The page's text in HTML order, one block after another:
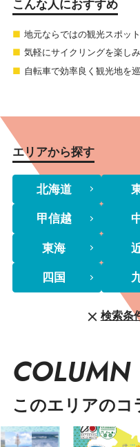
こんな人におすすめ
地元ならではの観光スポッ
気軽にサイクリングを楽し
自転車で効率良く観光地を
エリアから探す
北海道
甲信越
東海
四国
検索条
COLUMN
このエリアのコ